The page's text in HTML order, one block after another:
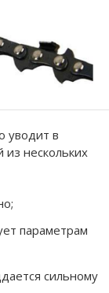
уводит в
из нескольких
параметрам
сильному